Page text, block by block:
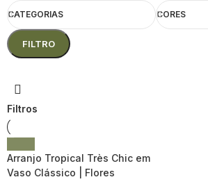
CATEGORIAS CORES
FILTRO
Filtros
Arranjo Tropical Très Chic em
Vaso Clássico | Flores